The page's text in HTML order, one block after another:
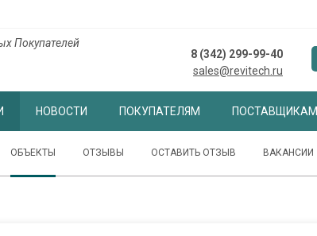
8 (342) 299-99-40
sales@revitech.ru
Покупателей
НОВОСТИ ПОКУПАТЕЛЯМ ПОСТАВЩИКАМ
ОБЪЕКТЫ ОТЗЫВЫ ОСТАВИТЬ ОТЗЫВ ВАКАНСИИ